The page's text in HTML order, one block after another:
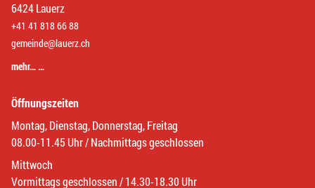
6424 Lauerz
+41 41 818 66 88
gemeinde@lauerz.ch
mehr… …
Öffnungszeiten
Montag, Dienstag, Donnerstag, Freitag
08.00-11.45 Uhr / Nachmittags geschlossen
Mittwoch
Vormittags geschlossen / 14.30-18.30 Uhr